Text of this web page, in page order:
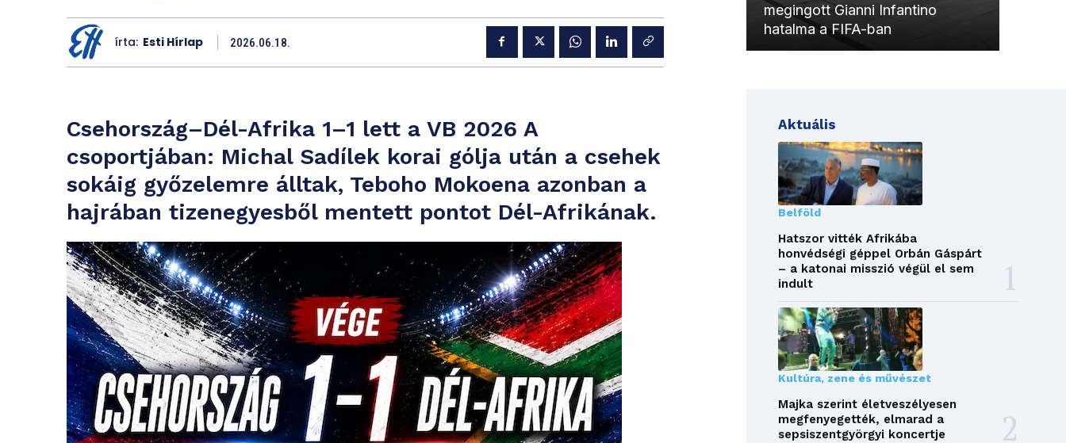
írta: Esti Hírlap 2026.06.18.
Csehország–Dél-Afrika 1–1 lett a VB 2026 A
csoportjában: Michal Sadílek korai gólja után a csehek
sokáig győzelemre álltak, Teboho Mokoena azonban a
hajrában tizenegyesből mentett pontot Dél-Afrikának.
megingott Gianni Infantino
hatalma a FIFA-ban
Aktuális
Belföld
Hatszor vitték Afrikába
honvédségi géppel Orbán Gáspárt
– a katonai misszió végül el sem
indult
Kultúra, zene és művészet
Majka szerint életveszélyesen
megfenyegették, elmarad a
sepsiszentgyörgyi koncertje